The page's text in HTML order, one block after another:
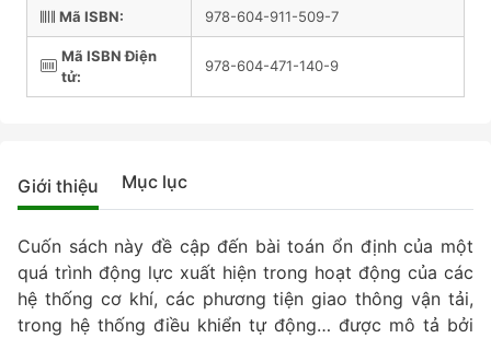
Mã ISBN: 978-604-911-509-7
Mã ISBN Điện
tử:
978-604-471-140-9
Giới thiệu Mục lục
Cuốn sách này đề cập đến bài toán ổn định của một
quá trình động lực xuất hiện trong hoạt động của các
hệ thống cơ khí, các phương tiện giao thông vận tải,
trong hệ thống điều khiển tự động… được mô tả bởi